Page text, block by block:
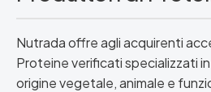
Nutrada offre agli acquirenti
Proteine verificati specializzati
origine vegetale, animale e